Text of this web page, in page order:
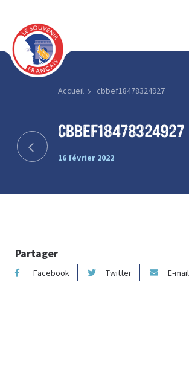
Accueil cbbef18478324927
cbbef18478324927
16 février 2022
Partager
Facebook Twitter E-mail